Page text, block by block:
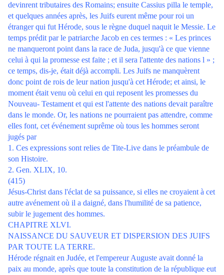
devinrent tributaires des Romains; ensuite Cassius pilla le temple,
et quelques années après, les Juifs eurent même pour roi un
étranger qui fut Hérode, sous le règne duquel naquit le Messie. Le
temps prédit par le patriarche Jacob en ces termes : « Les princes
ne manqueront point dans la race de Juda, jusqu'à ce que vienne
celui à qui la promesse est faite ; et il sera l'attente des nations l » ;
ce temps, dis-je, était déjà accompli. Les Juifs ne manquèrent
donc point de rois de leur nation jusqu'à cet Hérode; et ainsi, le
moment était venu où celui en qui reposent les promesses du
Nouveau- Testament et qui est l'attente des nations devait paraître
dans le monde. Or, les nations ne pourraient pas attendre, comme
elles font, cet événement suprême où tous les hommes seront
jugés par
1. Ces expressions sont relies de Tite-Live dans le préambule de
son Histoire.
2. Gen. XLIX, 10.
(415)
Jésus-Christ dans l'éclat de sa puissance, si elles ne croyaient à cet
autre avénement où il a daigné, dans l'humilité de sa patience,
subir le jugement des hommes.
CHAPITRE XLVI.
NAISSANCE DU SAUVEUR ET DISPERSION DES JUIFS
PAR TOUTE LA TERRE.
Hérode régnait en Judée, et l'empereur Auguste avait donné la
paix au monde, après que toute la constitution de la république eut